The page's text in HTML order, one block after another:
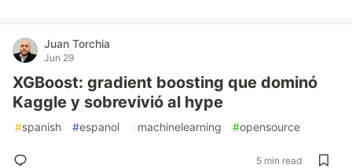
Juan Torchia
Jun 29
XGBoost: gradient boosting que dominó
Kaggle y sobrevivió al hype
#spanish #espanol #machinelearning #opensource
5 min read